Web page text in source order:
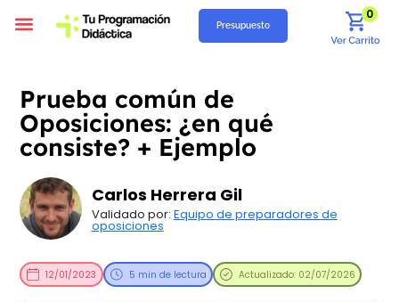
Presupuesto
0
Prueba común de
Oposiciones: ¿en qué
consiste? + Ejemplo
Carlos Herrera Gil
Validado por: Equipo de preparadores de
oposiciones
12/01/2023 5 min de lectura Actualizado: 02/07/2026